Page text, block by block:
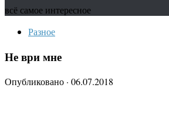
всё самое интересное
Разное
Не ври мне
Опубликовано · 06.07.2018